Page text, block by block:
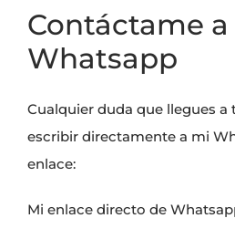
Contáctame
Whatsapp
Cualquier duda que llegues a
escribir directamente a mi
enlace:
Mi enlace directo de